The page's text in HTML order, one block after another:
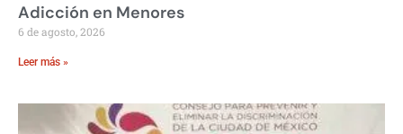
Adicción en Menores
6 de agosto, 2026
Leer más »